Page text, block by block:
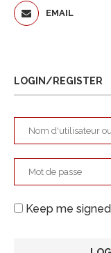
EMAIL
LOGIN/REGISTER
Keep me